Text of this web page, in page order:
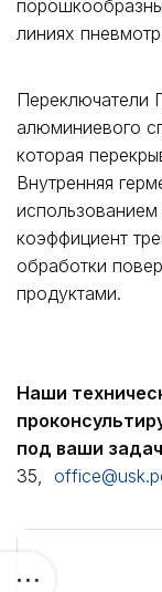
линиях
Переключатели
алюминиевого
которая
Внутренняя
коэффициент
обработки
продуктами.
Наши
под ваши
35,